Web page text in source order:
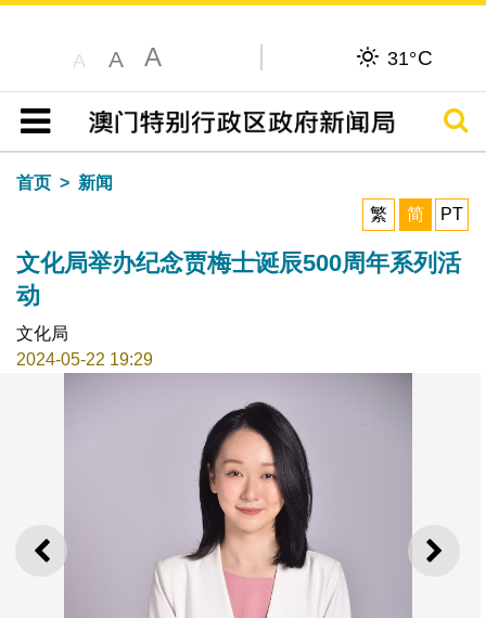
A A A 31°C
目录
搜寻
首页
新闻
繁
简 PT
文化局举办纪念贾梅士诞辰500周年系列活
动
文化局
2024-05-22 19:29
上一则 下一